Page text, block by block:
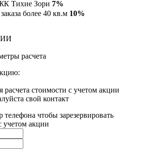
Тихие Зори 7%
более 40 кв.м 10%
расчета
расчета стоимости с учетом акции
свой контакт
телефона чтобы зарезервировать
учетом акции